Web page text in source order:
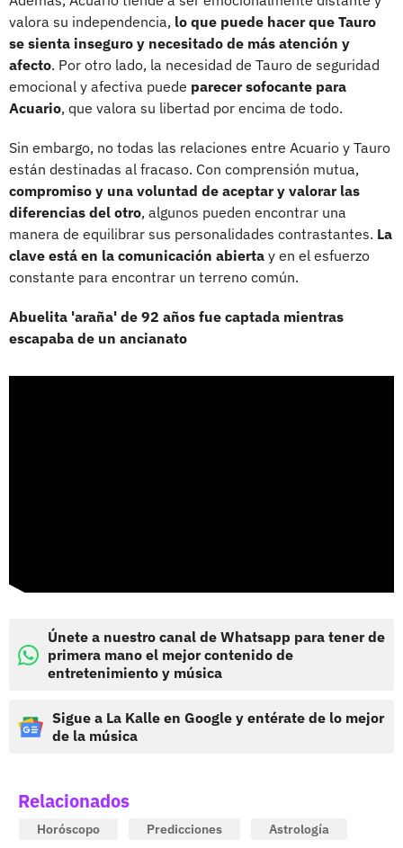
valora su independencia, lo que puede hacer que Tauro
se sienta inseguro y necesitado de más atención y
afecto. Por otro lado, la necesidad de Tauro de seguridad
emocional y afectiva puede parecer sofocante para
Acuario, que valora su libertad por encima de todo.
Sin embargo, no todas las relaciones entre Acuario y Tauro
están destinadas al fracaso. Con comprensión mutua,
compromiso y una voluntad de aceptar y valorar las
diferencias del otro, algunos pueden encontrar una
manera de equilibrar sus personalidades contrastantes. La
clave está en la comunicación abierta y en el esfuerzo
constante para encontrar un terreno común.
Abuelita 'araña' de 92 años fue captada mientras
escapaba de un ancianato
Únete a nuestro canal de Whatsapp para tener de
primera mano el mejor contenido de
entretenimiento y música
Sigue a La Kalle en Google y entérate de lo mejor
de la música
Relacionados
Horóscopo Predicciones Astrología